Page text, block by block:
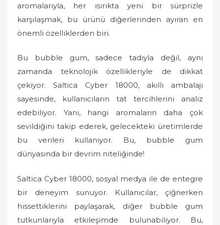
aromalarıyla, her ısırıkta yeni bir sürprizle
karşılaşmak, bu ürünü diğerlerinden ayıran en
önemli özelliklerden biri.
Bu bubble gum, sadece tadıyla değil, aynı
zamanda teknolojik özellikleriyle de dikkat
çekiyor. Saltica Cyber 18000, akıllı ambalajı
sayesinde, kullanıcıların tat tercihlerini analiz
edebiliyor. Yani, hangi aromaların daha çok
sevildiğini takip ederek, gelecekteki üretimlerde
bu verileri kullanıyor. Bu, bubble gum
dünyasında bir devrim niteliğinde!
Saltica Cyber 18000, sosyal medya ile de entegre
bir deneyim sunuyor. Kullanıcılar, çiğnerken
hissettiklerini paylaşarak, diğer bubble gum
tutkunlarıyla etkileşimde bulunabiliyor. Bu,